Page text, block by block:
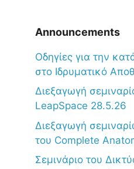
Announcements
Oδηγίες για την
στο Ιδρυματικό
Διεξαγωγή
LeapSpace 28.5.26
Διεξαγωγή
του Complete
Σεμινάριο του